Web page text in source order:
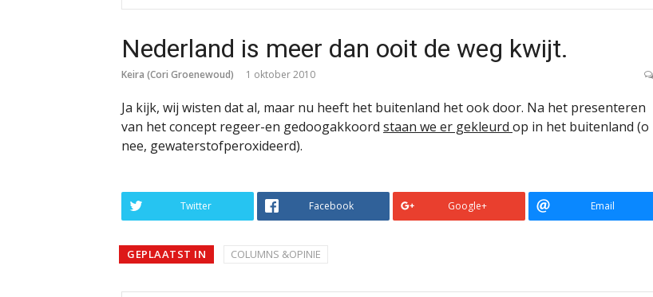
Nederland is meer dan ooit de weg kwijt.
Keira (Cori Groenewoud) 1 oktober 2010
Ja kijk, wij wisten dat al, maar nu heeft het buitenland het ook door. Na het presenteren
van het concept regeer-en gedoogakkoord staan we er gekleurd op in het buitenland (o
nee, gewaterstofperoxideerd).
Twitter Facebook Google+ Email
GEPLAATST IN COLUMNS &OPINIE